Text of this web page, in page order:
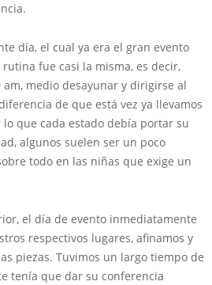
día, el cual ya era el gran evento
fue casi la misma, es decir,
am, medio desayunar y dirigirse al
de que está vez ya llevamos
que cada estado debía portar su
algunos suelen ser un poco
todo en las niñas que exige un
el día de evento inmediatamente
respectivos lugares, afinamos y
piezas. Tuvimos un largo tiempo de
tenía que dar su conferencia